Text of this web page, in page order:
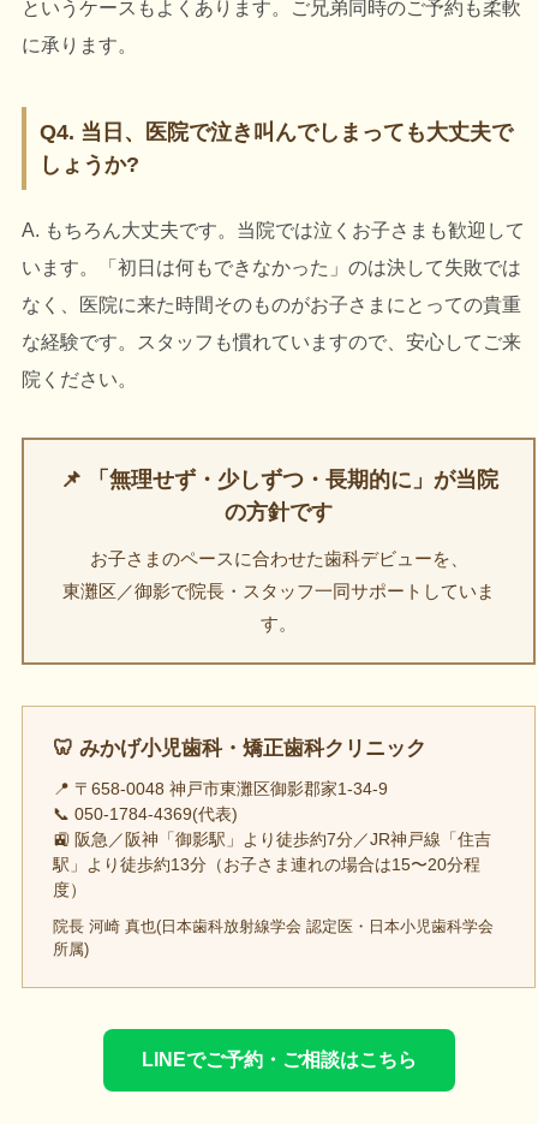
というケースもよくあります。ご兄弟同時のご予約も柔軟
に承ります。
Q4. 当日、医院で泣き叫んでしまっても大丈夫で
しょうか?
A. もちろん大丈夫です。当院では泣くお子さまも歓迎して
います。「初日は何もできなかった」のは決して失敗では
なく、医院に来た時間そのものがお子さまにとっての貴重
な経験です。スタッフも慣れていますので、安心してご来
院ください。
📌 「無理せず・少しずつ・長期的に」が当院
の方針です
お子さまのペースに合わせた歯科デビューを、
東灘区／御影で院長・スタッフ一同サポートしていま
す。
🦷 みかげ小児歯科・矯正歯科クリニック
📍 〒658-0048 神戸市東灘区御影郡家1-34-9
📞 050-1784-4369(代表)
🚉 阪急／阪神「御影駅」より徒歩約7分／JR神戸線「住吉
駅」より徒歩約13分（お子さま連れの場合は15〜20分程
度）
院長 河崎 真也(日本歯科放射線学会 認定医・日本小児歯科学会
所属)
LINEでご予約・ご相談はこちら